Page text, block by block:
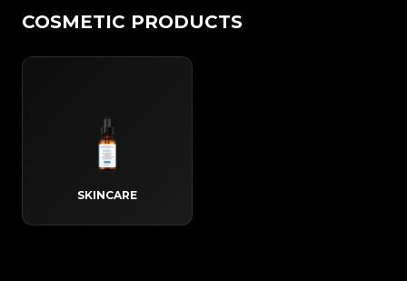
COSMETIC PRODUCTS
SKINCARE